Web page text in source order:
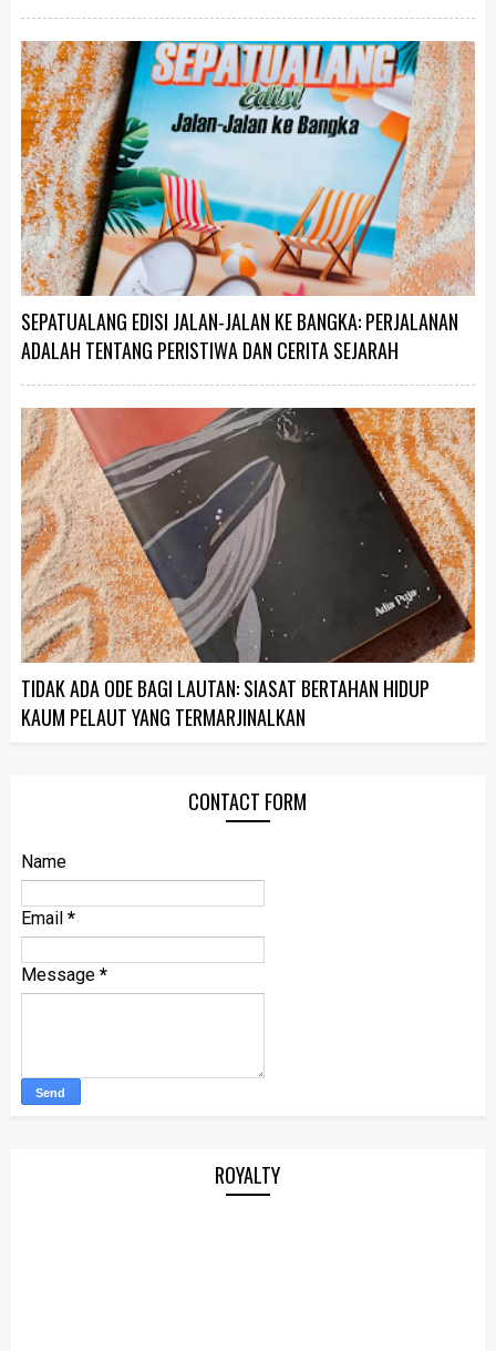
SEPATUALANG EDISI JALAN-JALAN KE BANGKA: PERJALANAN
ADALAH TENTANG PERISTIWA DAN CERITA SEJARAH
TIDAK ADA ODE BAGI LAUTAN: SIASAT BERTAHAN HIDUP
KAUM PELAUT YANG TERMARJINALKAN
CONTACT FORM
Name
Email *
Message *
ROYALTY